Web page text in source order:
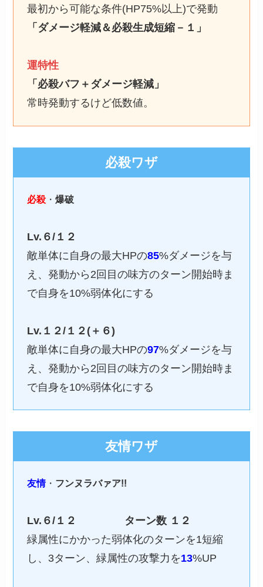
最初から可能な条件(HP75%以上)で発動
「ダメージ軽減＆必殺生成短縮－１」
運特性
「必殺バフ＋ダメージ軽減」
常時発動するけど低数値。
必殺ワザ
必殺・ 爆破
Lv.６/１２
敵単体に自身の最大HPの85%ダメージを与
え、発動から2回目の味方のターン開始時ま
で自身を10%弱体化にする
Lv.１２/１２(＋６)
敵単体に自身の最大HPの97%ダメージを与
え、発動から2回目の味方のターン開始時ま
で自身を10%弱体化にする
友情ワザ
友情・ フンヌラバァア!!
Lv.６/１２ ターン数 １２
緑属性にかかった弱体化のターンを1短縮
し、3ターン、緑属性の攻撃力を13%UP